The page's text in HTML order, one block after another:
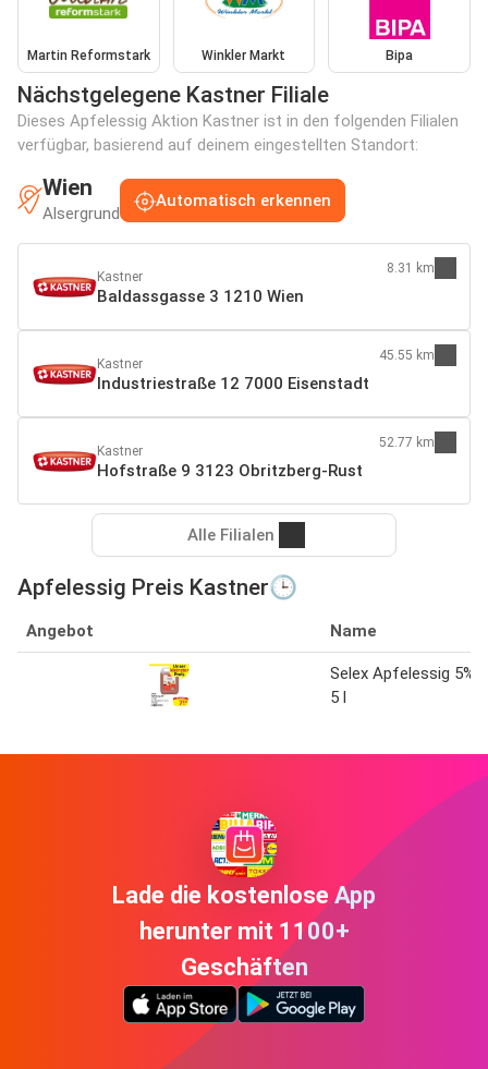
Martin Reformstark Winkler Markt Bipa
Nächstgelegene Kastner Filiale
Dieses Apfelessig Aktion Kastner ist in den folgenden Filialen
verfügbar, basierend auf deinem eingestellten Standort:
Wien
Alsergrund
Automatisch erkennen
Kastner
Baldassgasse 3 1210 Wien
8.31 km
Kastner
Industriestraße 12 7000 Eisenstadt
45.55 km
Kastner
Hofstraße 9 3123 Obritzberg-Rust
52.77 km
Alle Filialen
Apfelessig Preis Kastner🕒
Angebot Name
Selex Apfelessig 5%
5 l
Lade die kostenlose App
herunter mit 1100+
Geschäften